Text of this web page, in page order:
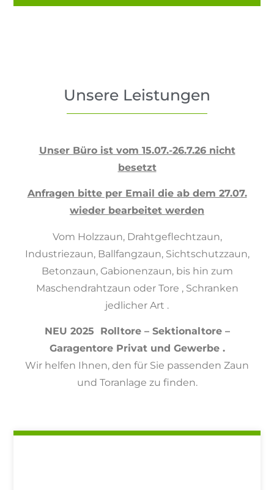
Unsere Leistungen
Unser Büro ist vom 15.07.-26.7.26 nicht
besetzt
Anfragen bitte per Email die ab dem 27.07.
wieder bearbeitet werden
Vom Holzzaun, Drahtgeflechtzaun,
Industriezaun, Ballfangzaun, Sichtschutzzaun,
Betonzaun, Gabionenzaun, bis hin zum
Maschendrahtzaun oder Tore , Schranken
jedlicher Art .
NEU 2025 Rolltore – Sektionaltore –
Garagentore Privat und Gewerbe .
Wir helfen Ihnen, den für Sie passenden Zaun
und Toranlage zu finden.